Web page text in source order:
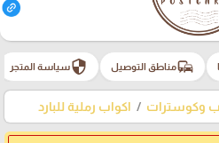
commuteمناطق التوصيل securityسياسة المتجر
وكوسترات اكواب رملية للبارد